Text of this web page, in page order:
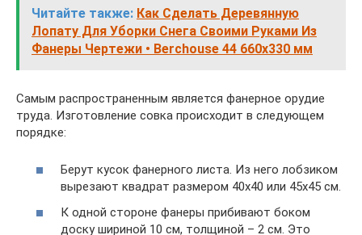
Читайте также: Как Сделать Деревянную
Лопату Для Уборки Снега Своими Руками Из
Фанеры Чертежи • Berchouse 44 660х330 мм
Самым распространенным является фанерное орудие
труда. Изготовление совка происходит в следующем
порядке:
Берут кусок фанерного листа. Из него лобзиком
вырезают квадрат размером 40х40 или 45х45 см.
К одной стороне фанеры прибивают боком
доску шириной 10 см, толщиной – 2 см. Это